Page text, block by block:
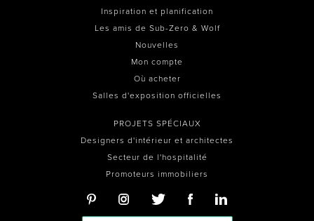
Inspiration et planification
Les amis de Sub-Zero & Wolf
Nouvelles
Mon compte
Où acheter
Salles d'exposition officielles
PROJETS SPÉCIAUX
Designers d'intérieur et architectes
Secteur de l'hospitalité
Promoteurs immobiliers